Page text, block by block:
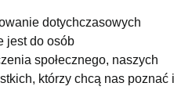
dotychczasowych
jest do osób
społecznego, naszych
którzy chcą nas poznać i